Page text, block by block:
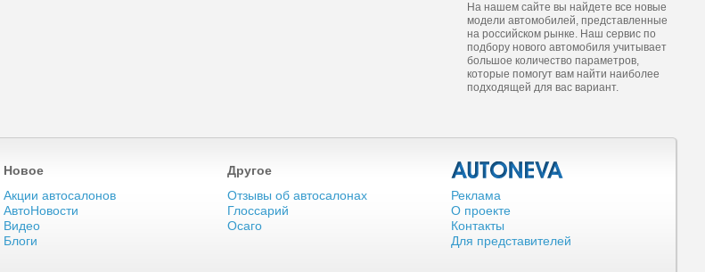
На нашем сайте вы найдете все новые
модели автомобилей, представленные
на российском рынке. Наш сервис по
подбору нового автомобиля учитывает
большое количество параметров,
которые помогут вам найти наиболее
подходящей для вас вариант.
Новое
Другое
Акции автосалонов
АвтоНовости
Видео
Блоги
Отзывы об автосалонах
Глоссарий
Осаго
Реклама
О проекте
Контакты
Для представителей